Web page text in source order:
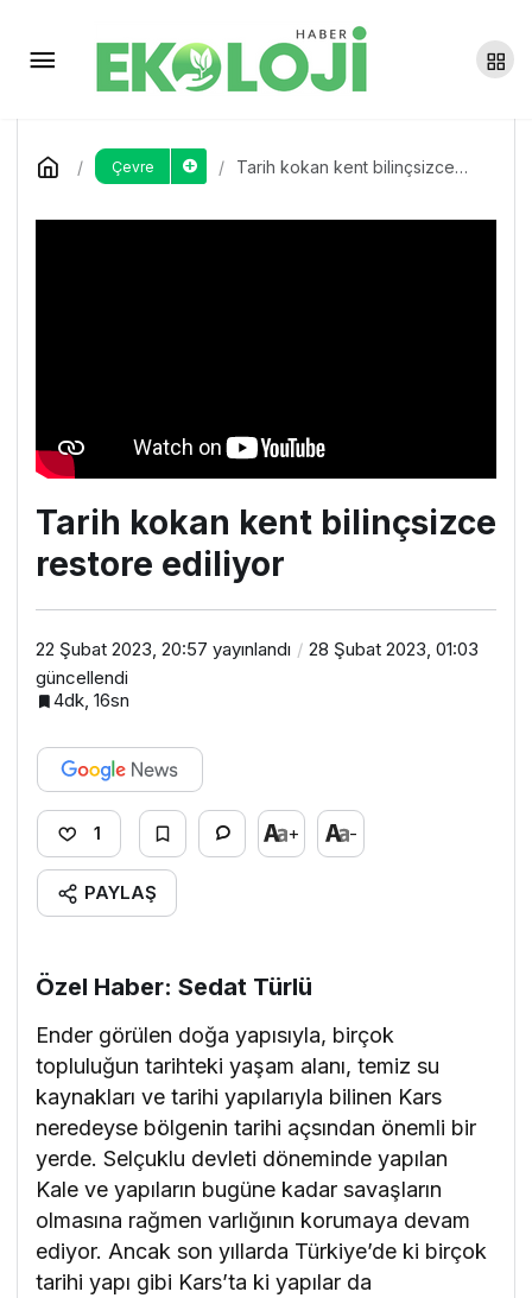
Çevre
Tarih kokan kent bilinçsizce
Tarih kokan kent bilinçsizce
restore ediliyor
22 Şubat 2023, 20:57 yayınlandı
28 Şubat 2023, 01:03
güncellendi
4dk, 16sn
1 + -
PAYLAŞ
Özel Haber: Sedat Türlü
Ender görülen doğa yapısıyla, birçok
topluluğun tarihteki yaşam alanı, temiz su
kaynakları ve tarihi yapılarıyla bilinen Kars
neredeyse bölgenin tarihi açsından önemli bir
yerde. Selçuklu devleti döneminde yapılan
Kale ve yapıların bugüne kadar savaşların
olmasına rağmen varlığının korumaya devam
ediyor. Ancak son yıllarda Türkiye’de ki birçok
tarihi yapı gibi Kars’ta ki yapılar da
TMMOB Urfa İKK: İmar affı
ülke gündeminden çıkarılmalı
Yorum Yap Paylaş